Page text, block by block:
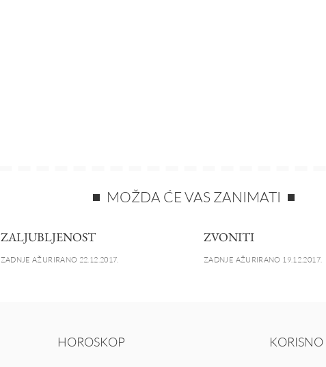
MOŽDA ĆE VAS ZANIMATI
ZALJUBLJENOST
ZADNJE AŽURIRANO 22.12.2017.
ZVONITI
ZADNJE AŽURIRANO 19.12.2017.
HOROSKOP KORISNO